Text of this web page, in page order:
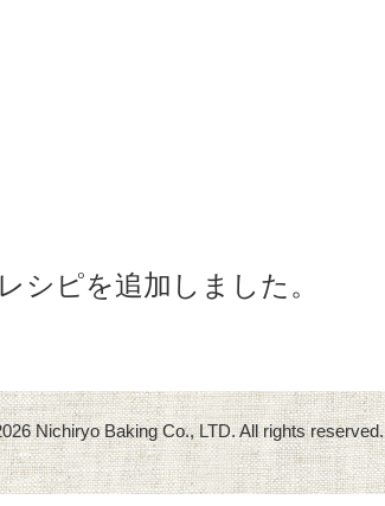
シピを追加しました。
Nichiryo Baking Co., LTD. All rights reserved.